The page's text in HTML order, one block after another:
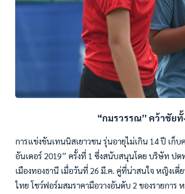
“กมรวรรณ” คว้าชัย
การแข่งขันเทนนิสเยาวชน รุ่นอายุไม่เกิน 14 ปี เก็
อันเดอร์ 2019” ครั้งที่ 1 ซึ่งสนับสนุนโดย บริษัท
เมืองทองธานี เมื่อวันที่ 26 มี.ค. คู่ที่น่าสนใจ หญิงเ
ไทย โชว์ฟอร์มสมราคามือวางอันดับ 2 ของรายการ